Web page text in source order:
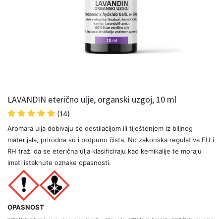
LAVANDIN eterično ulje, organski uzgoj, 10 ml
(14)
Aromara ulja dobivaju se destilacijom ili tiještenjem iz biljnog
materijala, prirodna su i potpuno čista. No zakonska regulativa EU i
RH traži da se eterična ulja klasificiraju kao kemikalije te moraju
imati istaknute oznake opasnosti.
OPASNOST